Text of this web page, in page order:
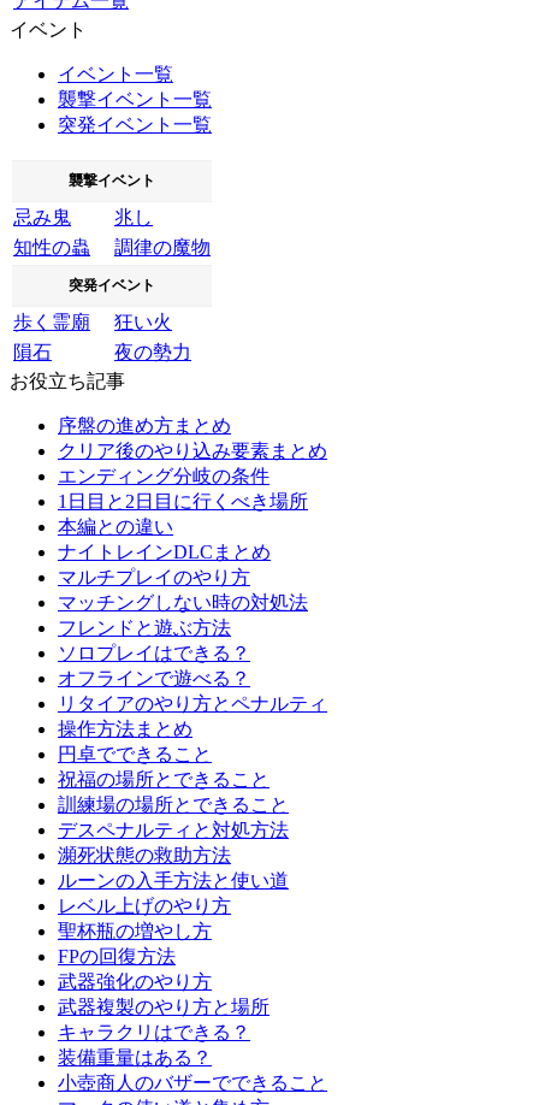
イベント
イベント一覧
襲撃イベント一覧
突発イベント一覧
襲撃イベント
忌み鬼
兆し
知性の蟲
調律の魔物
突発イベント
歩く霊廟
狂い火
隕石
夜の勢力
お役立ち記事
序盤の進め方まとめ
クリア後のやり込み要素まとめ
エンディング分岐の条件
1日目と2日目に行くべき場所
本編との違い
ナイトレインDLCまとめ
マルチプレイのやり方
マッチングしない時の対処法
フレンドと遊ぶ方法
ソロプレイはできる？
オフラインで遊べる？
リタイアのやり方とペナルティ
操作方法まとめ
円卓でできること
祝福の場所とできること
訓練場の場所とできること
デスペナルティと対処方法
瀕死状態の救助方法
ルーンの入手方法と使い道
レベル上げのやり方
聖杯瓶の増やし方
FPの回復方法
武器強化のやり方
武器複製のやり方と場所
キャラクリはできる？
装備重量はある？
小壺商人のバザーでできること